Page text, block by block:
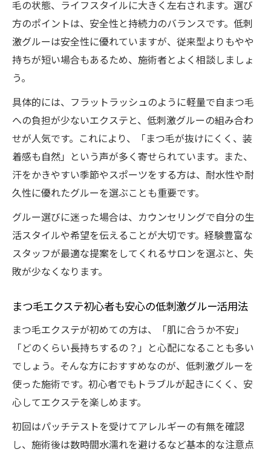
毛の状態、ライフスタイルに大きく左右されます。選び
方のポイントは、安全性と持続力のバランスです。低刺
激グルーは安全性に優れていますが、従来型よりもやや
持ちが短い場合もあるため、施術者とよく相談しましょ
う。
具体的には、フラットラッシュのように軽量で自まつ毛
への負担が少ないエクステと、低刺激グルーの組み合わ
せが人気です。これにより、「まつ毛が抜けにくく、装
着感も自然」という声が多く寄せられています。また、
汗をかきやすい季節やスポーツをする方は、耐水性や耐
久性に優れたグルーを選ぶことも重要です。
グルー選びに迷った場合は、カウンセリングで自分の生
活スタイルや希望を伝えることが大切です。経験豊富な
スタッフが最適な提案をしてくれるサロンを選ぶと、失
敗が少なくなります。
まつ毛エクステ初心者も安心の低刺激グルー活用法
まつ毛エクステが初めての方は、「肌に合うか不安」
「どのくらい長持ちするの？」と心配になることも多い
でしょう。そんな方におすすめなのが、低刺激グルーを
使った施術です。初心者でもトラブルが起きにくく、安
心してエクステを楽しめます。
初回はパッチテストを受けてアレルギーの有無を確認
し、施術後は数時間水濡れを避けるなど基本的な注意点